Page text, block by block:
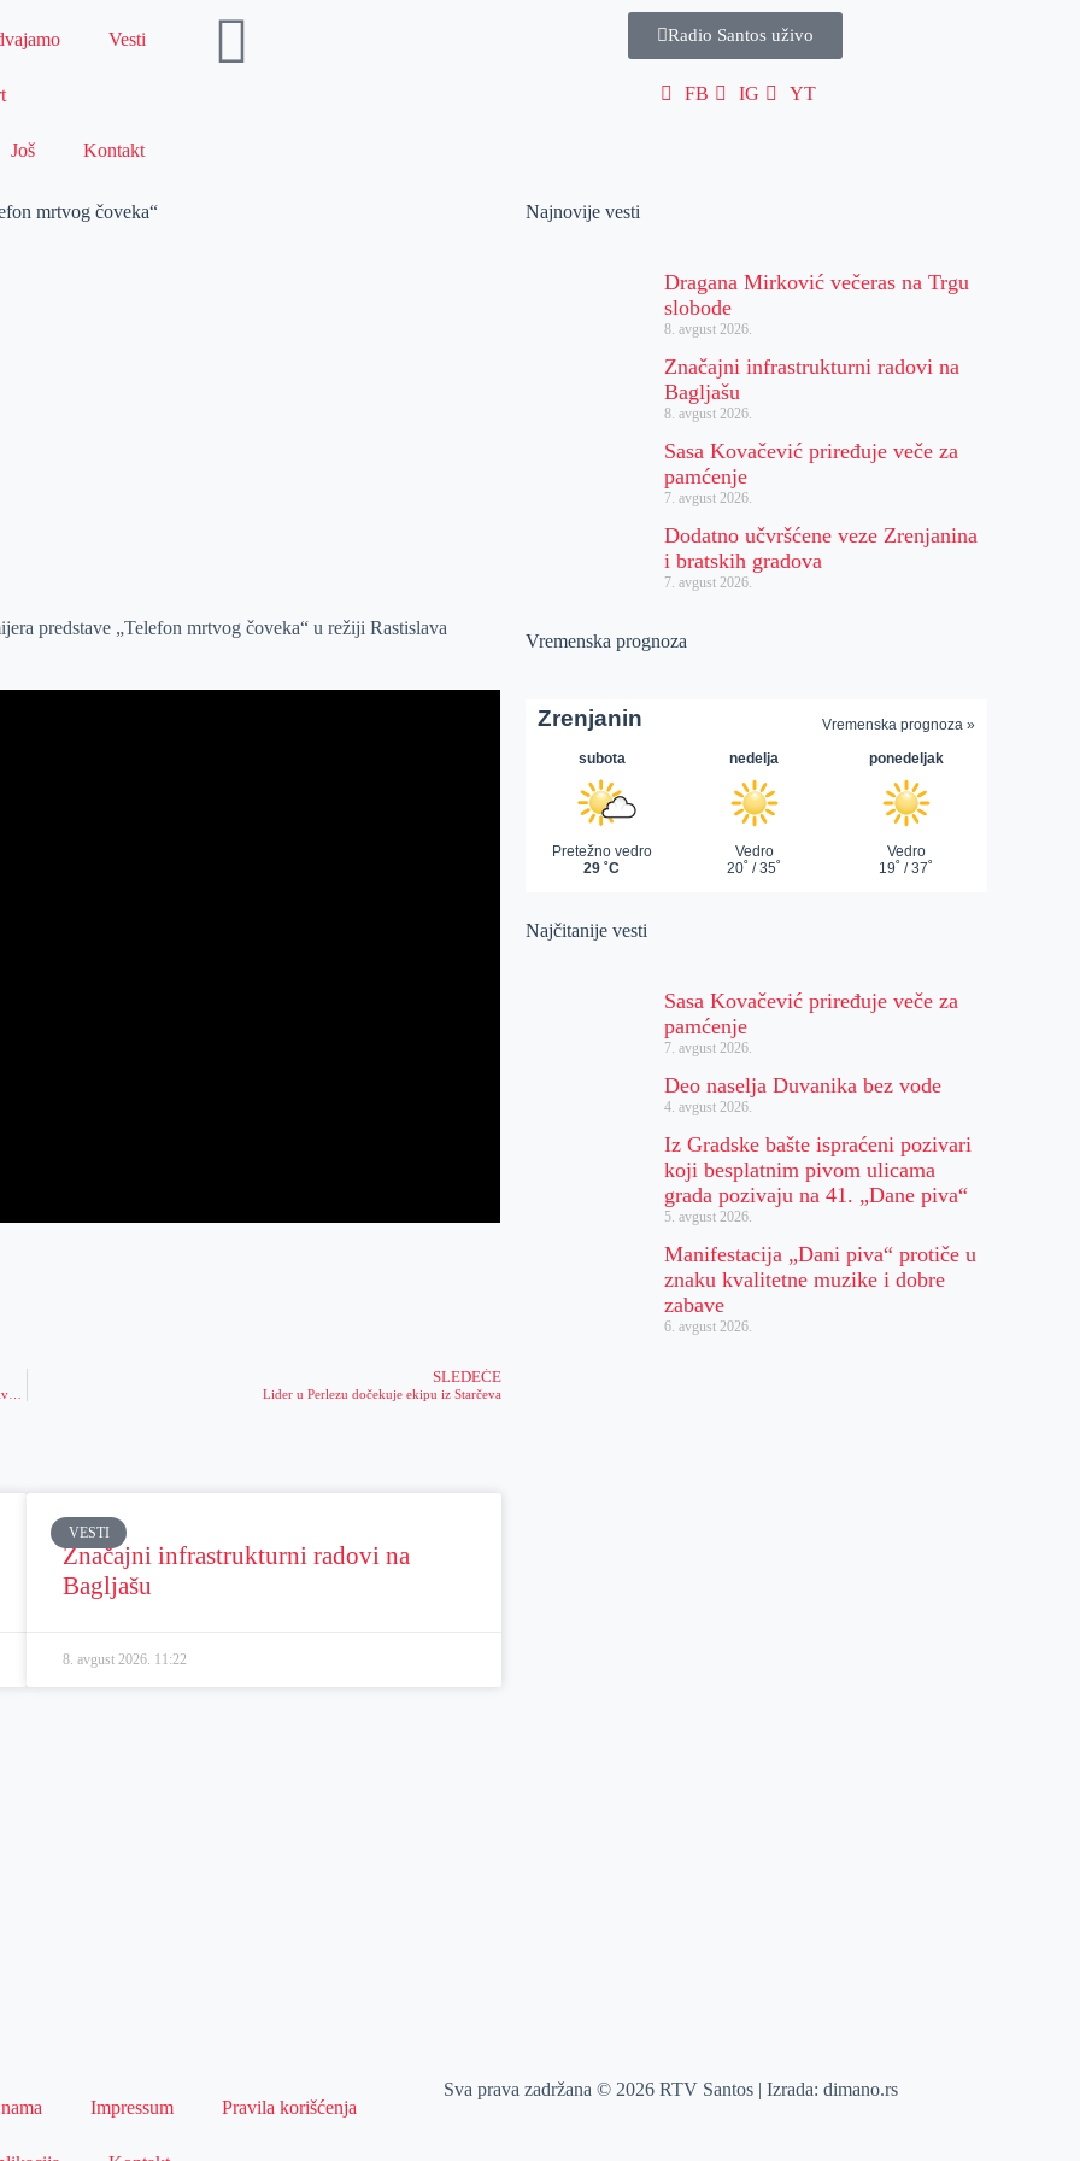
Vesti
Još Kontakt
Radio Santos uživo
FB IG YT
mrtvog čoveka“
predstave „Telefon mrtvog čoveka“ u režiji Rastislava
SLEDEĆE
Lider u Perlezu dočekuje ekipu iz Starčeva
VESTI
Značajni infrastrukturni radovi na
Bagljašu
8. avgust 2026. 11:22
Najnovije vesti
Dragana Mirković večeras na Trgu
slobode
8. avgust 2026.
Značajni infrastrukturni radovi na
Bagljašu
8. avgust 2026.
Sasa Kovačević priređuje veče za
pamćenje
7. avgust 2026.
Dodatno učvršćene veze Zrenjanina
i bratskih gradova
7. avgust 2026.
Vremenska prognoza
Najčitanije vesti
Sasa Kovačević priređuje veče za
pamćenje
7. avgust 2026.
Deo naselja Duvanika bez vode
4. avgust 2026.
Iz Gradske bašte ispraćeni pozivari
koji besplatnim pivom ulicama
grada pozivaju na 41. „Dane piva“
5. avgust 2026.
Manifestacija „Dani piva“ protiče u
znaku kvalitetne muzike i dobre
zabave
6. avgust 2026.
Impressum Pravila korišćenja
Sva prava zadržana © 2026 RTV Santos | Izrada:dimano.rs